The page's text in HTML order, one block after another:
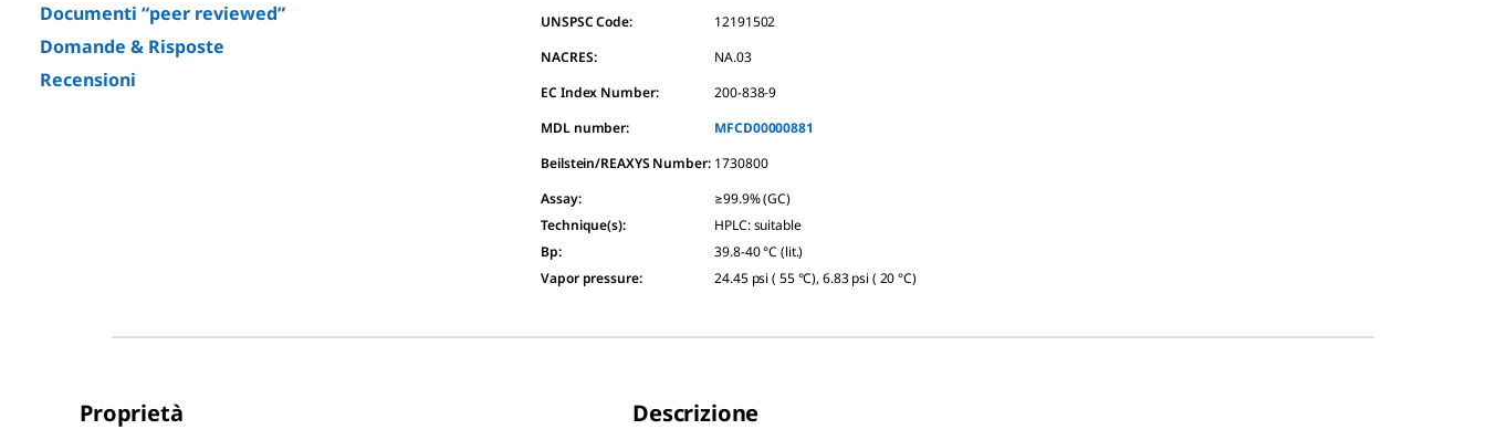
Documenti “peer reviewed”
Domande & Risposte
Recensioni
UNSPSC Code:
12191502
NACRES:
NA.03
EC Index Number:
200-838-9
MDL number:
MFCD00000881
Beilstein/REAXYS Number: 1730800
Assay:
≥99.9% (GC)
Technique(s):
HPLC: suitable
Bp:
39.8-40 °C (lit.)
Vapor pressure: 24.45 psi ( 55 °C), 6.83 psi ( 20 °C)
Proprietà Descrizione